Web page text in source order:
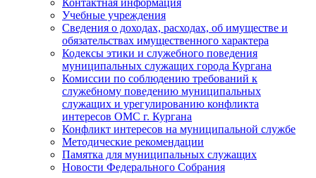
Учебные учреждения
Сведения о доходах, расходах, об имуществе и
обязательствах имущественного характера
Кодексы этики и служебного поведения
муниципальных служащих города Кургана
Комиссии по соблюдению требований к
служебному поведению муниципальных
служащих и урегулированию конфликта
интересов ОМС г. Кургана
Конфликт интересов на муниципальной службе
Методические рекомендации
Памятка для муниципальных служащих
Новости Федерального Cобрания